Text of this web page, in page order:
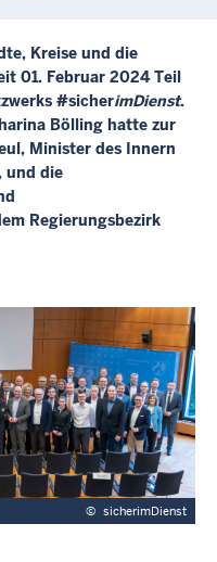
Kreise und die
01. Februar 2024 Teil
#sicherimDienst.
Bölling hatte zur
Minister des Innern
und die
Regierungsbezirk
© sicherimDienst